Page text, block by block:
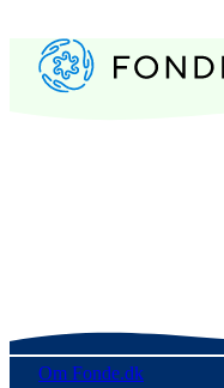
Om Fonde.dk